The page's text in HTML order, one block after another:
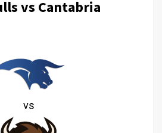
vs Cantabria
vs